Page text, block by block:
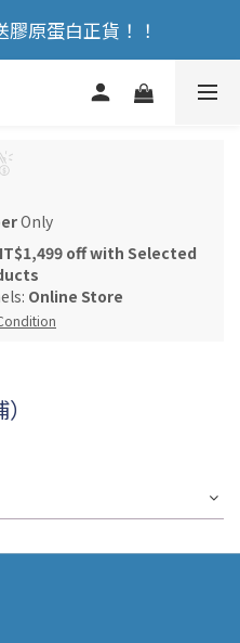
原蛋白正貨！！
原蛋白正貨！！
300元』購物金
膠原蛋白正貨！！
Only
off with Selected
Online Store